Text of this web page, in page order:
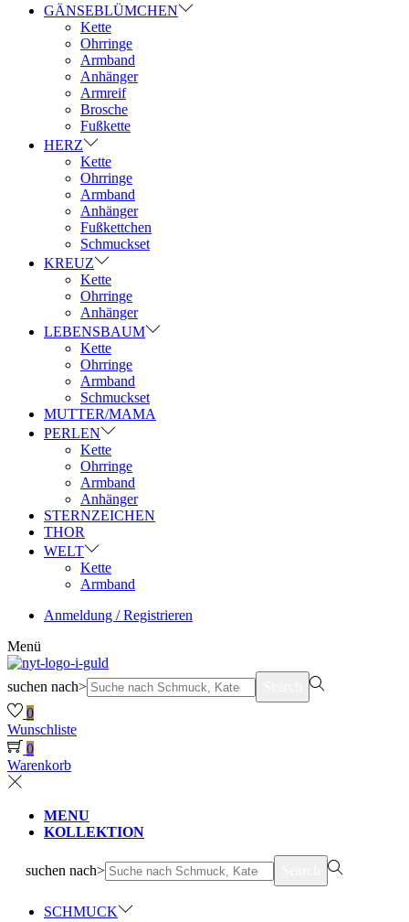
GÄNSEBLÜMCHEN
Kette
Ohrringe
Armband
Anhänger
Armreif
Brosche
Fußkette
HERZ
Kette
Ohrringe
Armband
Anhänger
Fußkettchen
Schmuckset
KREUZ
Kette
Ohrringe
Anhänger
LEBENSBAUM
Kette
Ohrringe
Armband
Schmuckset
MUTTER/MAMA
PERLEN
Kette
Ohrringe
Armband
Anhänger
STERNZEICHEN
THOR
WELT
Kette
Armband
Anmeldung / Registrieren
Menü
suchen nach>
0
Wunschliste
0
Warenkorb
MENU
KOLLEKTION
suchen nach>
SCHMUCK